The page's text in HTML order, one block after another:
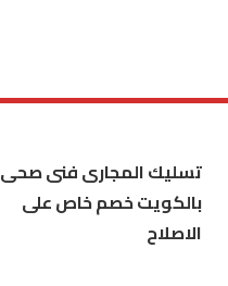
تسليك المجارى فنى صحى
بالكويت خصم خاص على
الاصلاح